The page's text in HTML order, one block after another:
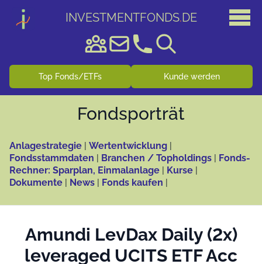
INVESTMENTFONDS.DE
Top Fonds/ETFs Kunde werden
Fonds­porträt
Anlagestrategie | Wertentwicklung |
Fondsstammdaten | Branchen / Topholdings | Fonds-
Rechner: Sparplan, Einmalanlage | Kurse |
Dokumente | News | Fonds kaufen |
Amundi LevDax Daily (2x)
leveraged UCITS ETF Acc